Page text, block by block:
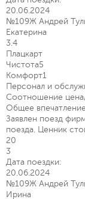
20.06.2024
№109Ж Андрей
Екатерина
3.4
Плацкарт
Чистота5
Комфорт1
Персонал и
Соотношение
Общее
Заявлен поезд
поезда. Ценник
20
3
Дата поездки:
20.06.2024
№109Ж Андрей
Ирина